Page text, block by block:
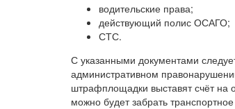
водительские права;
действующий полис ОСАГО;
СТС.
С указанными документами
административном
штрафплощадки выставят счёт на
можно будет забрать